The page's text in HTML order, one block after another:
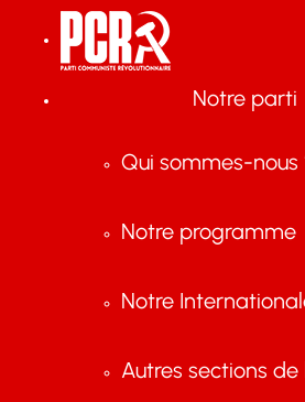
Notre parti
Qui sommes-nous
Notre programme
Notre
Autres sections de